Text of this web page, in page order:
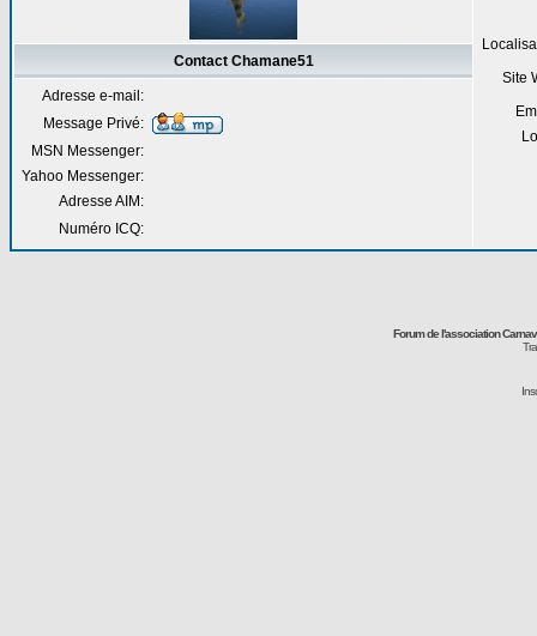
Site
Contact Chamane51
Adresse e-mail:
Message Privé:
MSN Messenger:
Yahoo Messenger:
Adresse AIM:
Numéro ICQ:
Forum de l'association